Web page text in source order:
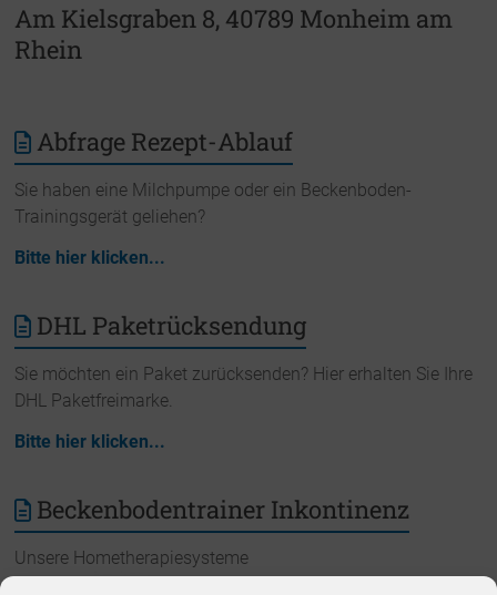
Am Kielsgraben 8, 40789 Monheim am
Rhein
Abfrage Rezept-Ablauf
Sie haben eine Milchpumpe oder ein Beckenboden-
Trainingsgerät geliehen?
Bitte hier klicken...
DHL Paketrücksendung
Sie möchten ein Paket zurücksenden? Hier erhalten Sie Ihre
DHL Paketfreimarke.
Bitte hier klicken...
Beckenbodentrainer Inkontinenz
Unsere Hometherapiesysteme